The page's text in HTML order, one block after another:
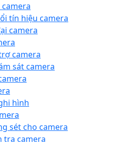
tín hiệu camera
camera
camera
sát camera
hình
sét cho camera
tra camera